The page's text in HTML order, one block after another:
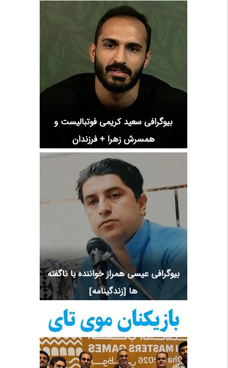
بیوگرافی سعید کریمی فوتبالیست و
همسرش زهرا + فرزندان
بیوگرافی عیسی همراز خواننده با ناگفته
ها [زندگینامه]